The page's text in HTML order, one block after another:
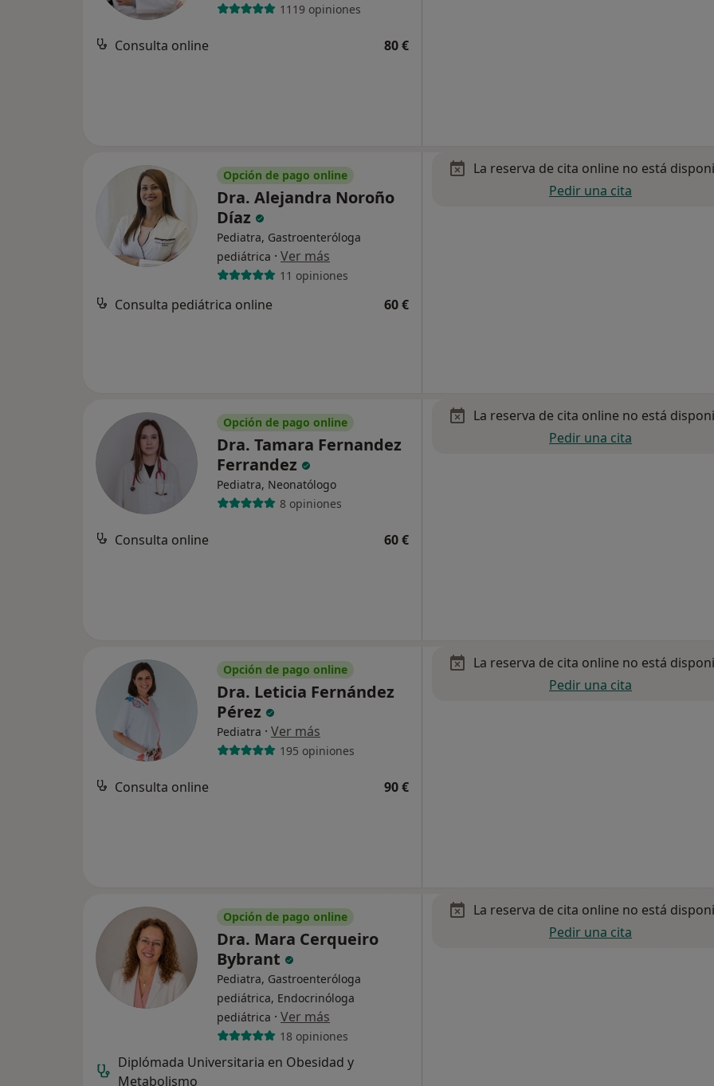
1119 opiniones
Consulta online 80 €
Opción de pago online
Dra. Alejandra Noroño
Díaz
Pediatra, Gastroenteróloga
pediátrica · Ver más
11 opiniones
Consulta pediátrica online 60 €
La reserva de cita online no está
Pedir una cita
Opción de pago online
Dra. Tamara Fernandez
Ferrandez
Pediatra, Neonatólogo
8 opiniones
Consulta online 60 €
La reserva de cita online no está
Pedir una cita
Opción de pago online
Dra. Leticia Fernández
Pérez
Pediatra · Ver más
195 opiniones
Consulta online 90 €
La reserva de cita online no está
Pedir una cita
Opción de pago online
Dra. Mara Cerqueiro
Bybrant
Pediatra, Gastroenteróloga
pediátrica, Endocrinóloga
pediátrica · Ver más
18 opiniones
Diplómada Universitaria en Obesidad y
Metabolismo
La reserva de cita online no está
Pedir una cita